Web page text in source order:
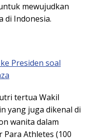
mewujudkan
di Indonesia.
Presiden soal
tertua Wakil
yang juga dikenal di
wanita dalam
Athletes (100